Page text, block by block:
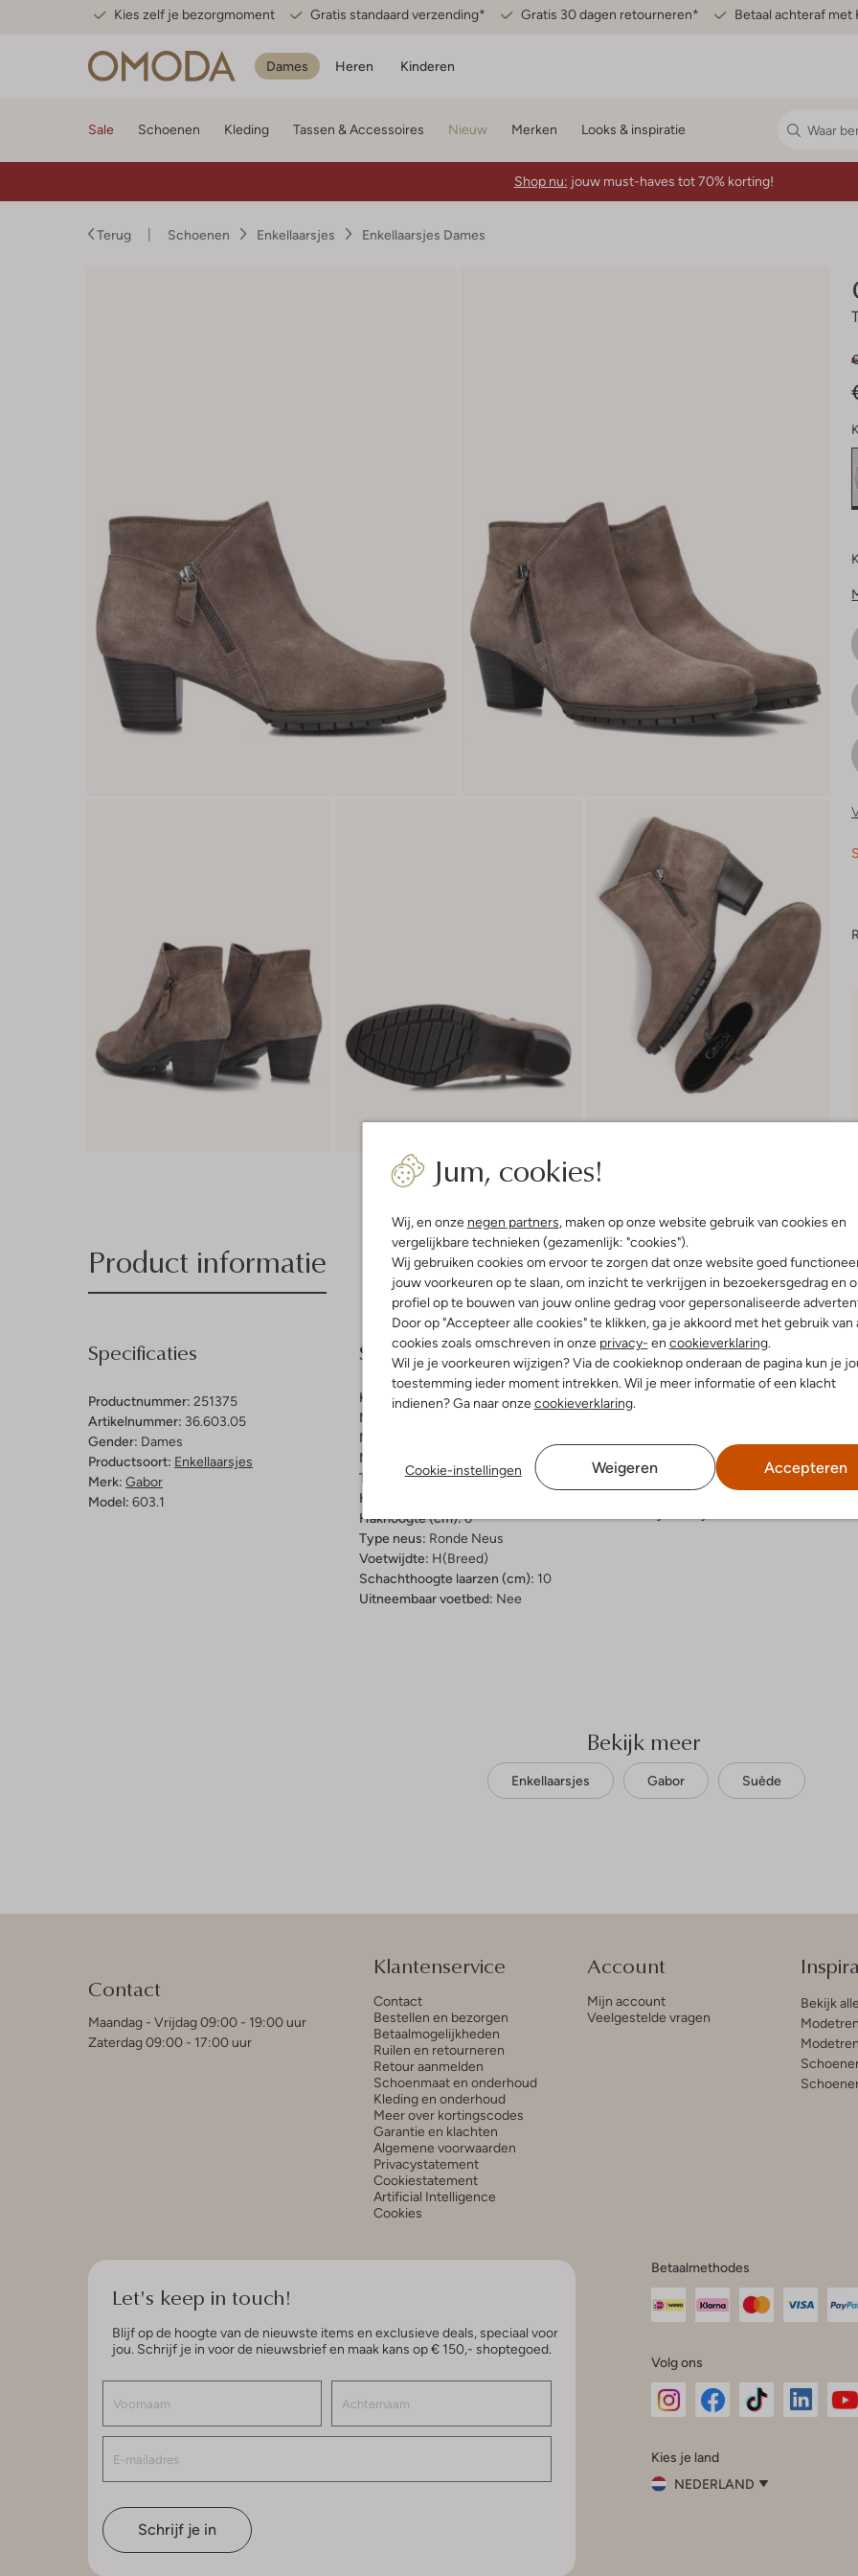
Kies zelf je bezorgmoment Gratis standaard verzending* Gratis 30 dagen retourneren* Betaal achteraf met
Dames Heren Kinderen
Jum, cookies!
Wij, en onze negen partners, maken op onze website gebruik van cookies en
vergelijkbare technieken (gezamenlijk: "cookies").
Wij gebruiken cookies om ervoor te zorgen dat onze website goed
jouw voorkeuren op te slaan, om inzicht te verkrijgen in bezoekersgedrag en
profiel op te bouwen van jouw online gedrag voor gepersonaliseerde
Door op "Accepteer alle cookies" te klikken, ga je akkoord met het gebruik van
cookies zoals omschreven in onze privacy- en cookieverklaring.
Wil je je voorkeuren wijzigen? Via de cookieknop onderaan de pagina kun je
toestemming ieder moment intrekken. Wil je meer informatie of een klacht
indienen? Ga naar onzecookieverklaring.
Cookie-instellingen Weigeren Accepteren
Sale Schoenen Kleding Tassen & Accessoires Nieuw Merken Looks & inspiratie
Shop nu: jouw must-haves tot 70% korting!
Terug Schoenen Enkellaarsjes Enkellaarsjes Dames
Product informatie Bezorgen & retourneren
Specificaties
Productnummer: 251375
Artikelnummer: 36.603.05
Gender: Dames
Productsoort: Enkellaarsjes
Merk: Gabor
Model: 603.1
Samenstelling & Pasvorm
Kleur: Taupe
Materiaal buitenkant:
Materiaal binnenkant:
Materiaal zool:
Type sluiting:Rits
Hakvorm:
Hakhoogte (cm):6
Type neus: Ronde Neus
Voetwijdte: H(breed)
Schachthoogte laarzen (cm): 10
Uitneembaar voetbed: Nee
Omschrijving
Mooi & comfortabel! Dat is
merk Gabor. Dit model is
van textiel met een
trek je 'm makkelijk aan en uit.
speels effect. Het laarsje heeft
profiel biedt grip en een hoog
de schachthoogte is 10 cm,
Bekijk meer
Enkellaarsjes Gabor Suède
Contact
Maandag - Vrijdag 09:00 - 19:00 uur
Zaterdag 09:00 - 17:00 uur
Klantenservice
Contact
Bestellen en bezorgen
Betaalmogelijkheden
Ruilen en retourneren
Retour aanmelden
Schoenmaat en onderhoud
Kleding en onderhoud
Meer over kortingscodes
Garantie en klachten
Algemene voorwaarden
Privacystatement
Cookiestatement
Artificial Intelligence
Cookies
Account
Mijn account
Veelgestelde vragen
Bekijk
Let's keep in touch!
Blijf op de hoogte van de nieuwste items en exclusieve deals, speciaal voor
jou. Schrijf je in voor de nieuwsbrief en maak kans op € 150,- shoptegoed.
Schrijf je in
Betaalmethodes
Volg ons
InstagramFacebook
Kies je land
NEDERLAND